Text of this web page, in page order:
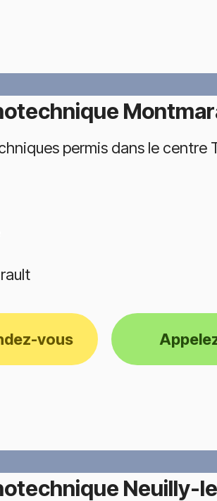
permis dans le
vous
Neuilly-